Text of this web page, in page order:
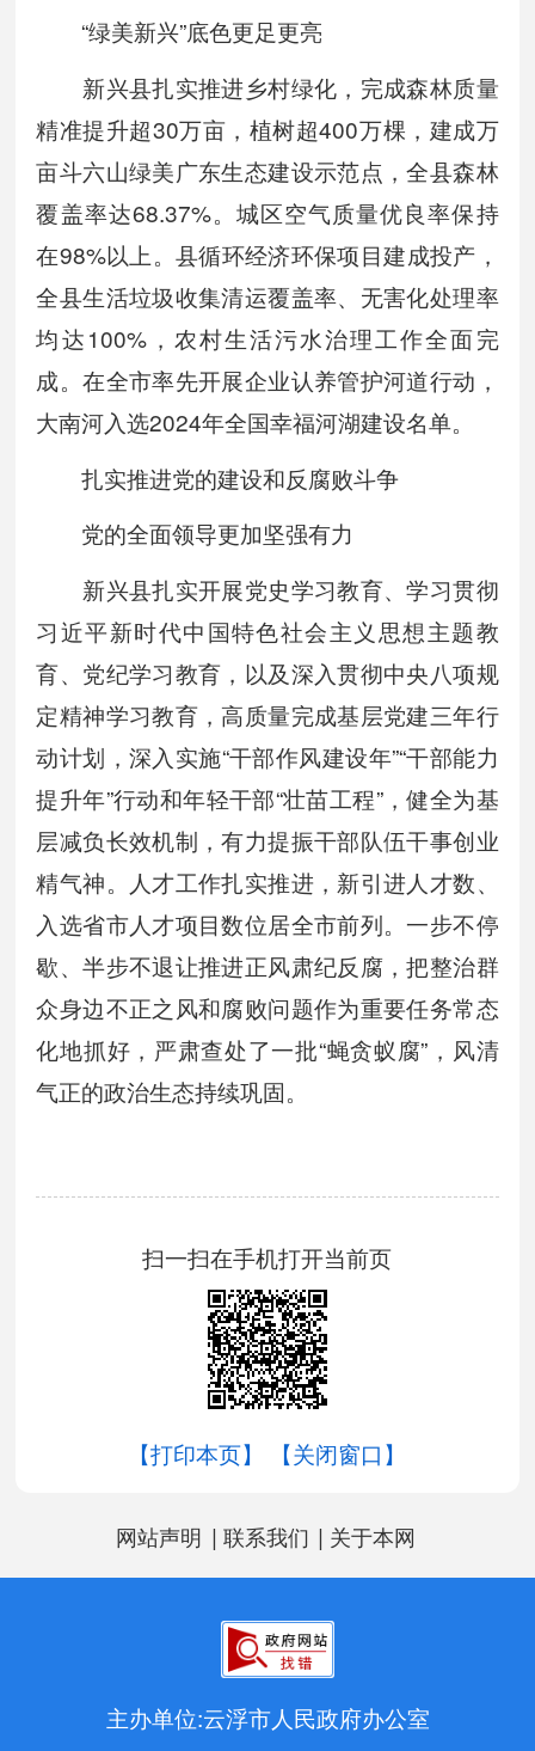
“绿美新兴”底色更足更亮
新兴县扎实推进乡村绿化，完成森林质量
精准提升超30万亩，植树超400万棵，建成万
亩斗六山绿美广东生态建设示范点，全县森林
覆盖率达68.37%。城区空气质量优良率保持
在98%以上。县循环经济环保项目建成投产，
全县生活垃圾收集清运覆盖率、无害化处理率
均达100%，农村生活污水治理工作全面完
成。在全市率先开展企业认养管护河道行动，
大南河入选2024年全国幸福河湖建设名单。
扎实推进党的建设和反腐败斗争
党的全面领导更加坚强有力
新兴县扎实开展党史学习教育、学习贯彻
习近平新时代中国特色社会主义思想主题教
育、党纪学习教育，以及深入贯彻中央八项规
定精神学习教育，高质量完成基层党建三年行
动计划，深入实施“干部作风建设年”“干部能力
提升年”行动和年轻干部“壮苗工程”，健全为基
层减负长效机制，有力提振干部队伍干事创业
精气神。人才工作扎实推进，新引进人才数、
入选省市人才项目数位居全市前列。一步不停
歇、半步不退让推进正风肃纪反腐，把整治群
众身边不正之风和腐败问题作为重要任务常态
化地抓好，严肃查处了一批“蝇贪蚁腐”，风清
气正的政治生态持续巩固。
扫一扫在手机打开当前页
【打印本页】 【关闭窗口】
网站声明 | 联系我们 | 关于本网
主办单位:云浮市人民政府办公室